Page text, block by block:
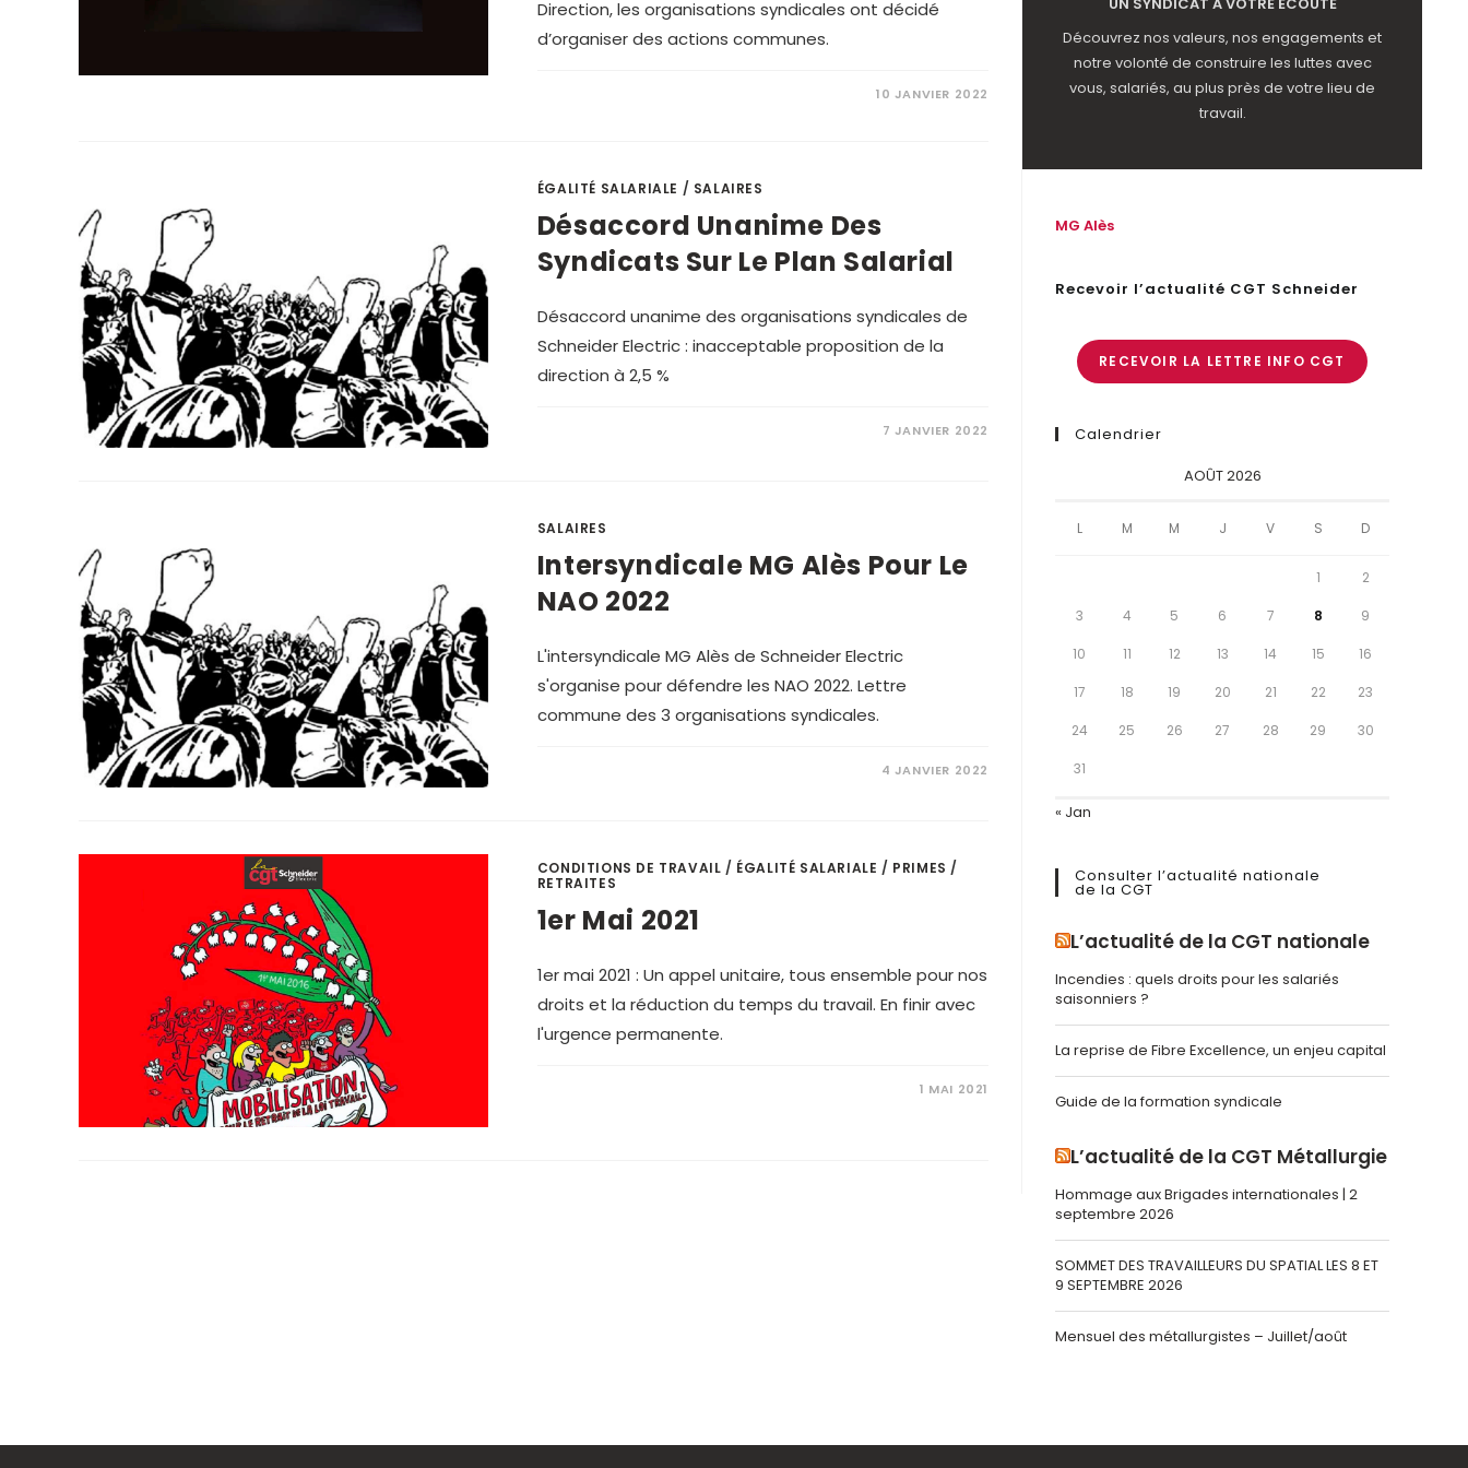
Direction, les organisations syndicales ont décidé
d’organiser des actions communes.
10 JANVIER 2022
ÉGALITÉ SALARIALE / SALAIRES
Désaccord Unanime Des
Syndicats Sur Le Plan Salarial
Désaccord unanime des organisations syndicales de
Schneider Electric : inacceptable proposition de la
direction à 2,5 %
7 JANVIER 2022
SALAIRES
Intersyndicale MG Alès Pour Le
NAO 2022
L'intersyndicale MG Alès de Schneider Electric
s'organise pour défendre les NAO 2022. Lettre
commune des 3 organisations syndicales.
4 JANVIER 2022
CONDITIONS DE TRAVAIL / ÉGALITÉ SALARIALE / PRIMES /
RETRAITES
1er Mai 2021
1er mai 2021 : Un appel unitaire, tous ensemble pour nos
droits et la réduction du temps du travail. En finir avec
l'urgence permanente.
1 MAI 2021
Découvrez nos valeurs, nos engagements et
notre volonté de construire les luttes avec
vous, salariés, au plus près de votre lieu de
travail.
MG Alès
Recevoir l’actualité CGT Schneider
RECEVOIR LA LETTRE INFO CGT
Calendrier
AOÛT 2026
L M M J V S D
1 2
3 4 5 6 7 8 9
10 11 12 13 14 15 16
17 18 19 20 21 22 23
24 25 26 27 28 29 30
31
« Jan
Consulter l’actualité nationale
de la CGT
L’actualité de la CGT nationale
Incendies : quels droits pour les salariés
saisonniers ?
La reprise de Fibre Excellence, un enjeu capital
Guide de la formation syndicale
L’actualité de la CGT Métallurgie
Hommage aux Brigades internationales | 2
septembre 2026
SOMMET DES TRAVAILLEURS DU SPATIAL LES 8 ET
9 SEPTEMBRE 2026
Mensuel des métallurgistes – Juillet/août